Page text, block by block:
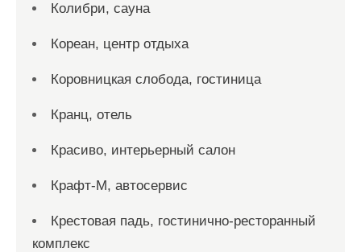
Колибри, сауна
Кореан, центр отдыха
Коровницкая слобода, гостиница
Кранц, отель
Красиво, интерьерный салон
Крафт-М, автосервис
Крестовая падь, гостинично-ресторанный
комплекс